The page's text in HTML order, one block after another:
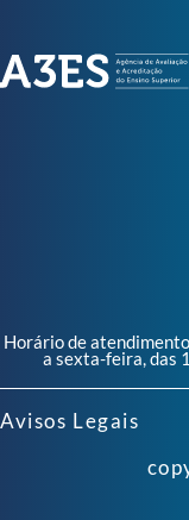
Horário de
a sexta-feira, das
Avisos Legais